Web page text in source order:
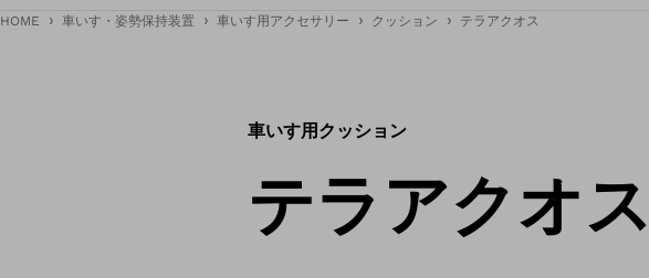
HOME 車いす・姿勢保持装置 車いす用アクセサリー クッション テラアクオス
車いす用クッション
テラアクオス